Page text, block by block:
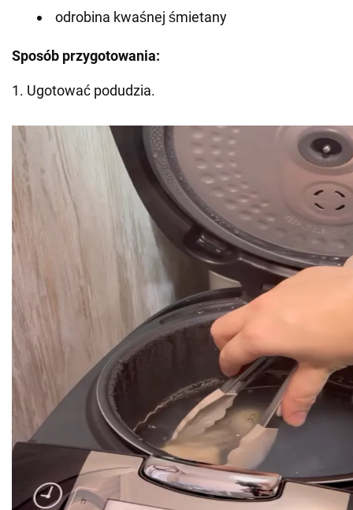
odrobina kwaśnej śmietany
Sposób przygotowania:
1. Ugotować podudzia.